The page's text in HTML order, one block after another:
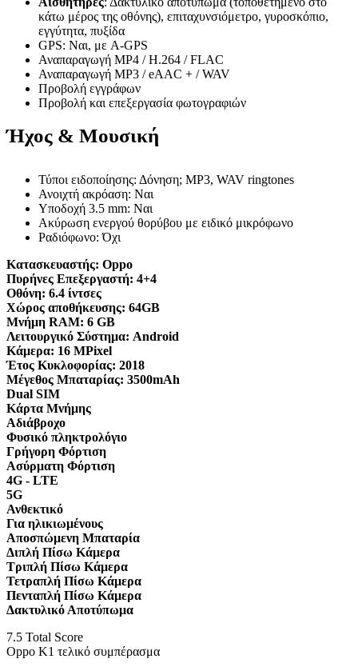
κάτω μέρος της οθόνης), επιταχυνσιόμετρο, γυροσκόπιο,
εγγύτητα, πυξίδα
GPS: Ναι, με A-GPS
Αναπαραγωγή MP4 / H.264 / FLAC
Αναπαραγωγή MP3 / eAAC + / WAV
Προβολή εγγράφων
Προβολή και επεξεργασία φωτογραφιών
Ήχος & Μουσική
Τύποι ειδοποίησης: Δόνηση; MP3, WAV ringtones
Ανοιχτή ακρόαση: Ναι
Υποδοχή 3.5 mm: Ναι
Ακύρωση ενεργού θορύβου με ειδικό μικρόφωνο
Ραδιόφωνο: Όχι
Κατασκευαστής: Oppo
Πυρήνες Επεξεργαστή: 4+4
Οθόνη: 6.4 ίντσες
Χώρος αποθήκευσης: 64GB
Μνήμη RAM: 6 GB
Λειτουργικό Σύστημα: Android
Κάμερα: 16 MPixel
Έτος Κυκλοφορίας: 2018
Μέγεθος Μπαταρίας: 3500mAh
Dual SIM
Κάρτα Μνήμης
Αδιάβροχο
Φυσικό πληκτρολόγιο
Γρήγορη Φόρτιση
Ασύρματη Φόρτιση
4G - LTE
5G
Ανθεκτικό
Για ηλικιωμένους
Αποσπώμενη Μπαταρία
Διπλή Πίσω Κάμερα
Τριπλή Πίσω Κάμερα
Τετραπλή Πίσω Κάμερα
Πενταπλή Πίσω Κάμερα
Δακτυλικό Αποτύπωμα
7.5 Total Score
Oppo K1 τελικό συμπέρασμα